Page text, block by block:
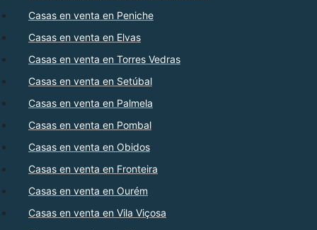
Casas en venta en Peniche
Casas en venta en Elvas
Casas en venta en Torres Vedras
Casas en venta en Setúbal
Casas en venta en Palmela
Casas en venta en Pombal
Casas en venta en Obidos
Casas en venta en Fronteira
Casas en venta en Ourém
Casas en venta en Vila Viçosa